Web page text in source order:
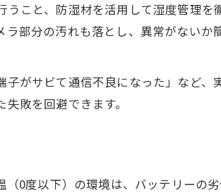
こと、防湿材を活用して湿度管理を
部分の汚れも落とし、異常がないか
がサビて通信不良になった」など、
敗を回避できます。
0度以下）の環境は、バッテリーの